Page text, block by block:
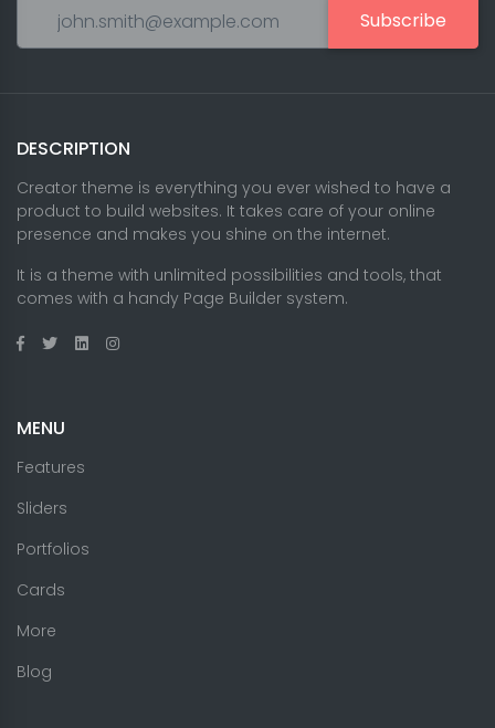
Subscribe
DESCRIPTION
Creator theme is everything you ever wished to have a
product to build websites. It takes care of your online
presence and makes you shine on the internet.
It is a theme with unlimited possibilities and tools, that
comes with a handy Page Builder system.
MENU
Features
Sliders
Portfolios
Cards
More
Blog